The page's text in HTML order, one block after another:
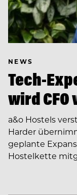
NEWS
Tech-
wird
a&o Hostels
Harder
geplante
Hostelkette